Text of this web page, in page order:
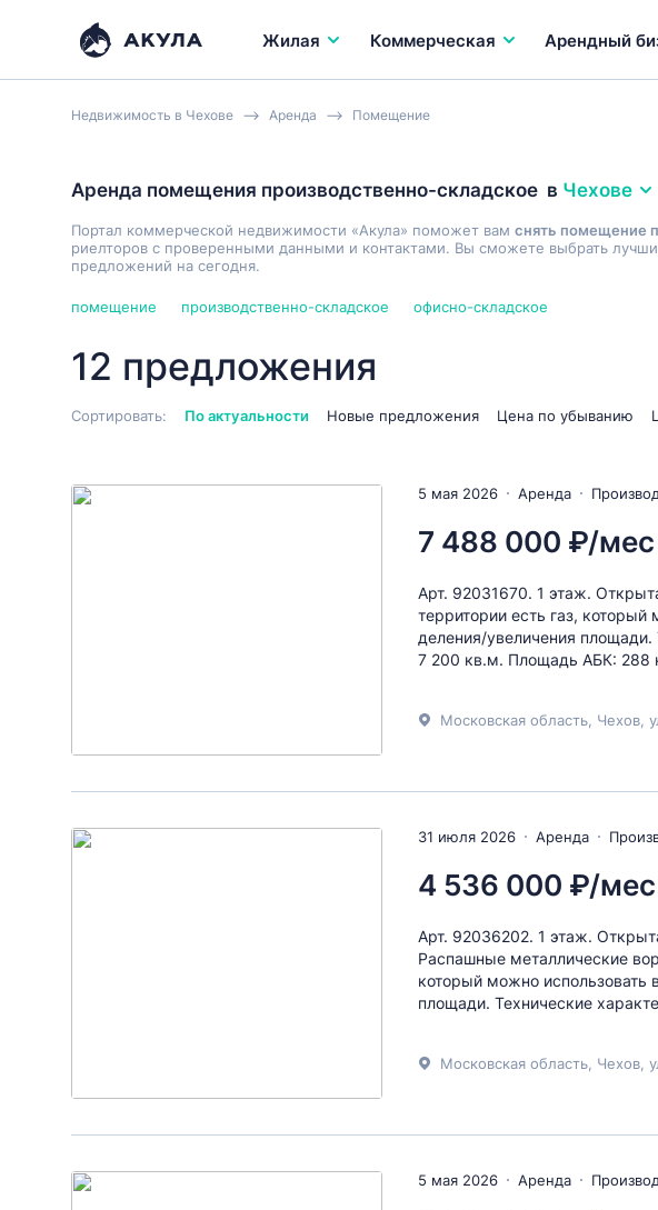
Жилая Коммерческая Арендный
Недвижимость в Чехове Аренда Помещение
Аренда помещения производственно-складское в Чехове
Портал коммерческой недвижимости «Акула» поможет вам снять помещение
риелторов с проверенными данными и контактами. Вы сможете выбрать
предложений на сегодня.
помещение производственно-складское офисно-складское
12 предложения
Сортировать: По актуальности Новые предложения Цена по убыванию
5 мая 2026 Аренда
7 488 000 ₽/мес
Арт. 92031670. 1 этаж.
территории есть газ,
деления/увеличения
7 200 кв.м. Площадь АБК: 288
Московская область, Чехов,
31 июля 2026 Аренда
4 536 000 ₽/мес
Арт. 92036202. 1 этаж.
Распашные металлические
который можно использовать
площади. Технические
Московская область, Чехов,
5 мая 2026 Аренда